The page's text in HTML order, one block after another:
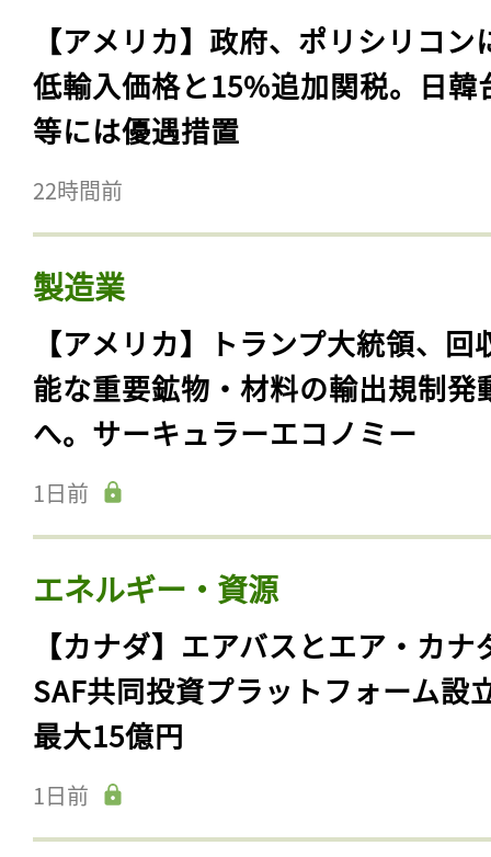
【アメリカ】政府、ポリシリコン
低輸入価格と15%追加関税。日韓
等には優遇措置
22時間前
製造業
【アメリカ】トランプ大統領、回
能な重要鉱物・材料の輸出規制発
へ。サーキュラーエコノミー
1日前
エネルギー・資源
【カナダ】エアバスとエア・カナ
SAF共同投資プラットフォーム設
最大15億円
1日前